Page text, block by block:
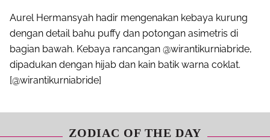
Aurel Hermansyah hadir mengenakan kebaya kurung
dengan detail bahu puffy dan potongan asimetris di
bagian bawah. Kebaya rancangan @wirantikurniabride,
dipadukan dengan hijab dan kain batik warna coklat.
[@wirantikurniabride]
ZODIAC OF THE DAY